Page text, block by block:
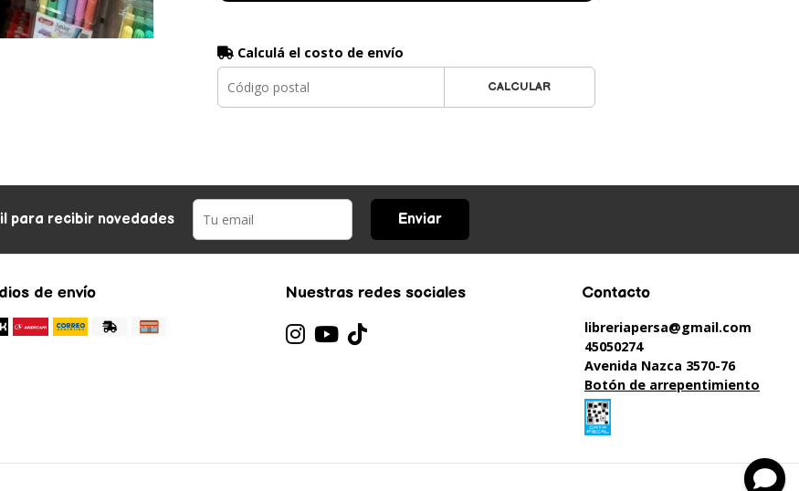
Calculá el costo de envío
CALCULAR
para recibir novedades Enviar
de envío Nuestras redes sociales Contacto
libreriapersa@gmail.com
45050274
Avenida Nazca 3570-76
Botón de arrepentimiento